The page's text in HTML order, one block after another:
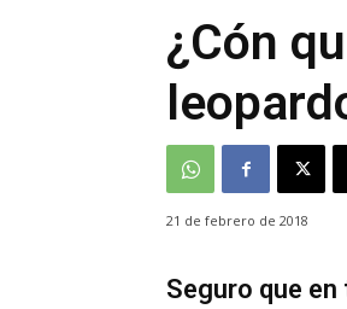
¿Cón
21 de febrero de 2018
Seguro que